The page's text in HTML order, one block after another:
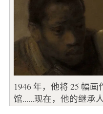
1946 年，他将 25 幅
馆......现在，他的继承